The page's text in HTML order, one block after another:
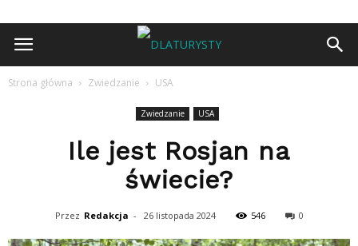
Strona główna Zwiedzanie USA
Zwiedzanie USA
Ile jest Rosjan na
świecie?
Przez Redakcja - 26 listopada 2024 546 0